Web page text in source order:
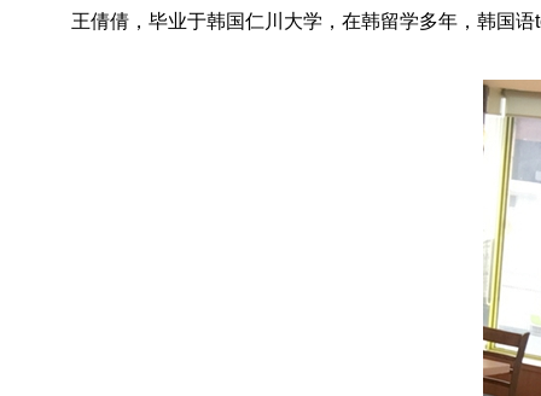
王倩倩，毕业于韩国仁川大学，在韩留学多年，韩国